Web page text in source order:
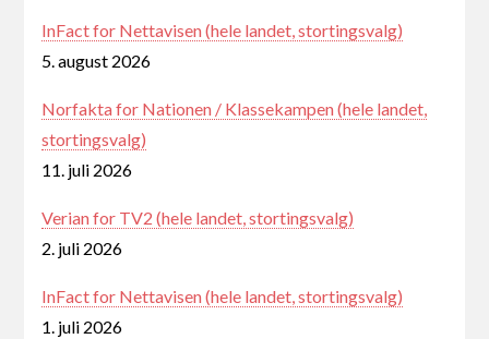
InFact for Nettavisen (hele landet, stortingsvalg)
5. august 2026
Norfakta for Nationen / Klassekampen (hele landet,
stortingsvalg)
11. juli 2026
Verian for TV2 (hele landet, stortingsvalg)
2. juli 2026
InFact for Nettavisen (hele landet, stortingsvalg)
1. juli 2026